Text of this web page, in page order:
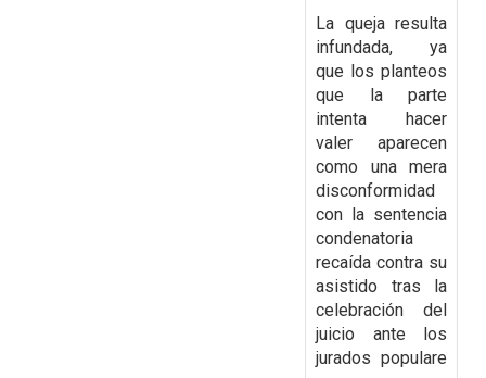
La queja resulta
infundada, ya
que los planteos
que la parte
intenta hacer
valer aparecen
como una mera
disconformidad
con la sentencia
condenatoria
recaída contra su
asistido tras la
celebración del
juicio ante los
jurados populare